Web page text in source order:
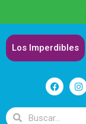
Los Imperdibles